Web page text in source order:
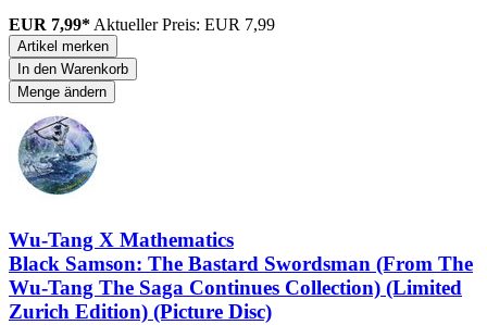
EUR 7,99*Aktueller Preis: EUR 7,99
Artikel merken
In den Warenkorb
Menge ändern
Wu-Tang X Mathematics
Black Samson: The Bastard Swordsman (From The
Wu-Tang The Saga Continues Collection) (Limited
Zurich Edition) (Picture Disc)